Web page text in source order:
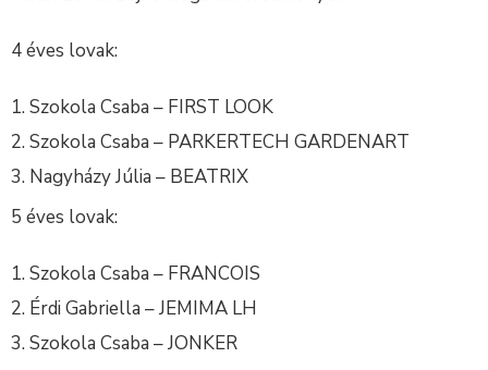
4 éves lovak:
Szokola Csaba – FIRST LOOK
Szokola Csaba – PARKERTECH GARDENART
Nagyházy Júlia – BEATRIX
5 éves lovak:
Szokola Csaba – FRANCOIS
Érdi Gabriella – JEMIMA LH
Szokola Csaba – JONKER